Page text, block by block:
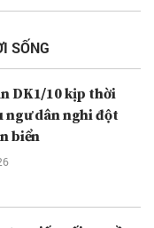
SỐNG
DK1/10 kịp thời
ngư dân nghi đột
biển